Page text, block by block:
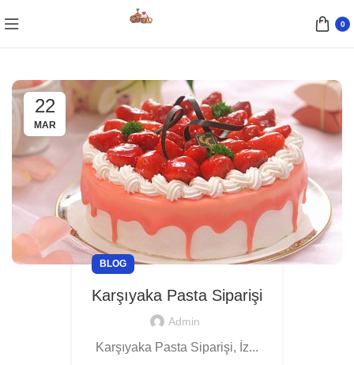
0
22
MAR
BLOG
Karşıyaka Pasta Siparişi
Admin
Karşıyaka Pasta Siparişi, İz...